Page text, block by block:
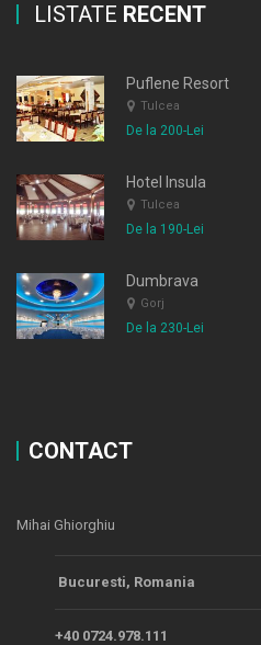
LISTATE RECENT
Puflene Resort
Tulcea
De la 200-Lei
Hotel Insula
Tulcea
De la 190-Lei
Dumbrava
Gorj
De la 230-Lei
CONTACT
Mihai Ghiorghiu
Bucuresti, Romania
+40 0724.978.111